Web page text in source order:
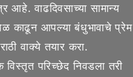
आहे. वाढदिवसाच्या सामान्य
काढून आपल्या बंधुभावाचे प्रेम
वाक्ये तयार करा.
परिच्छेद निवडला तरी